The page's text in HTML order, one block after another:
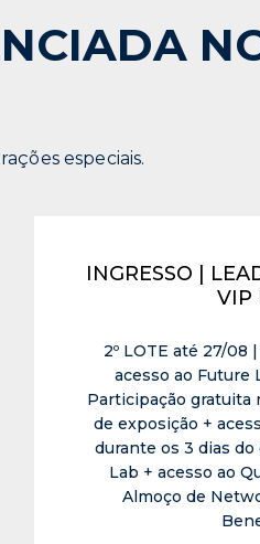
especiais.
INGRESSO |
VIP
2º LOTE até 27/08
acesso ao Future
Participação gratuita
de exposição +
durante os 3 dias
Lab + acesso ao
Almoço de